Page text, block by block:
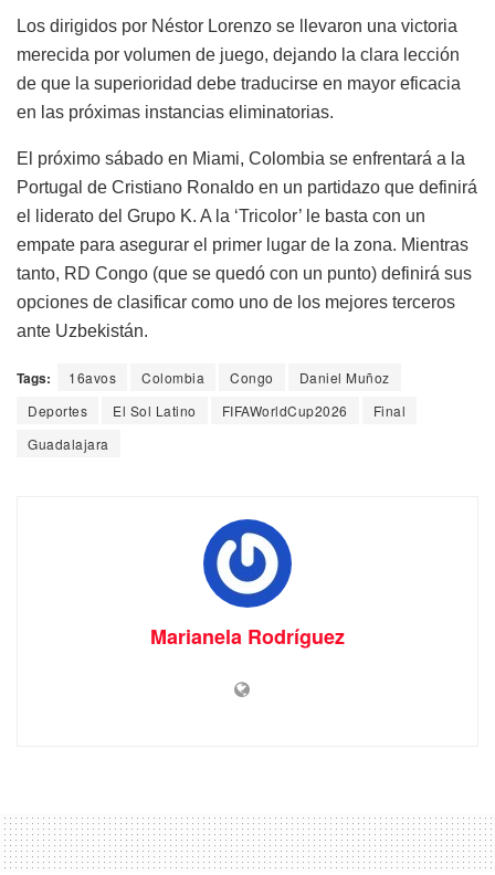
Los dirigidos por Néstor Lorenzo se llevaron una victoria
merecida por volumen de juego, dejando la clara lección
de que la superioridad debe traducirse en mayor eficacia
en las próximas instancias eliminatorias.
El próximo sábado en Miami, Colombia se enfrentará a la
Portugal de Cristiano Ronaldo en un partidazo que definirá
el liderato del Grupo K. A la ‘Tricolor’ le basta con un
empate para asegurar el primer lugar de la zona. Mientras
tanto, RD Congo (que se quedó con un punto) definirá sus
opciones de clasificar como uno de los mejores terceros
ante Uzbekistán.
Tags: 16avos Colombia Congo
Daniel Muñoz
Deportes
El Sol Latino FIFAWorldCup2026
Final
Guadalajara
Marianela Rodríguez